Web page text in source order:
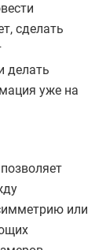
сделать
делать
уже на
или